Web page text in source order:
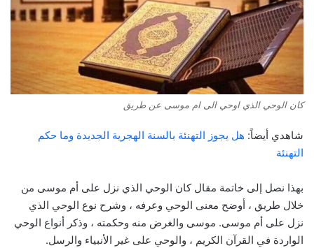
كان الوحي الذي اوحي الى ام موسى عن طريق
شاهدي أيضاً: هل يجوز التهنئة بالسنة الهجرية الجديدة وما حكم
التهنئة
بهذا نصل إلى خاتمة مقال كان الوحي الذي نزل على أم موسى من
خلال طريق ، أوضح معنى الوحي وعرفه ، وشرح نوع الوحي الذي
نزل على أم موسى. موسى والغرض منه وحكمته ، وذكر أنواع الوحي
الواردة في القرآن الكريم ، والوحي على غير الأنبياء والرسل.